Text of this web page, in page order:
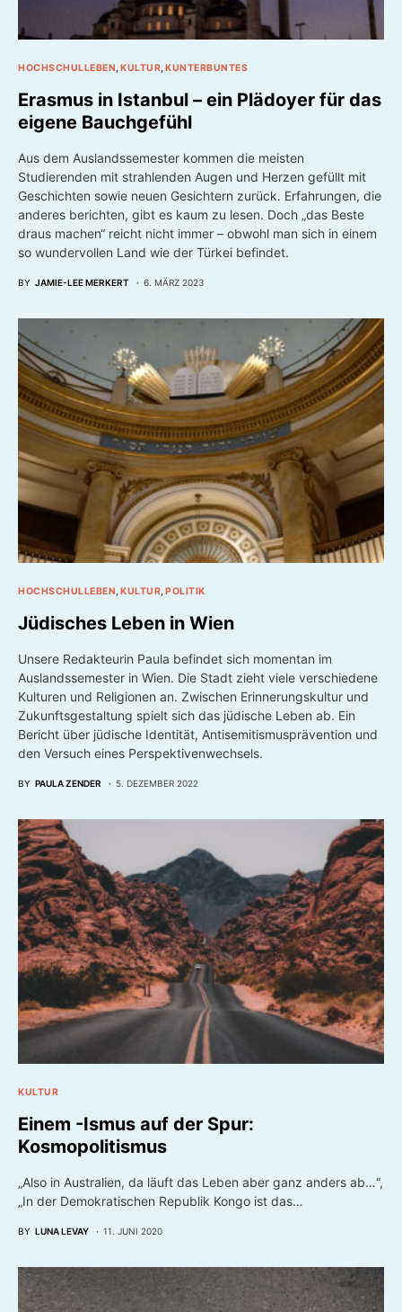
HOCHSCHULLEBEN KULTUR KUNTERBUNTES
Erasmus in Istanbul – ein Plädoyer für das
eigene Bauchgefühl
Aus dem Auslandssemester kommen die meisten
Studierenden mit strahlenden Augen und Herzen gefüllt mit
Geschichten sowie neuen Gesichtern zurück. Erfahrungen, die
anderes berichten, gibt es kaum zu lesen. Doch „das Beste
draus machen“ reicht nicht immer – obwohl man sich in einem
so wundervollen Land wie der Türkei befindet.
BY JAMIE-LEE MERKERT 6. MÄRZ 2023
HOCHSCHULLEBEN KULTUR POLITIK
Jüdisches Leben in Wien
Unsere Redakteurin Paula befindet sich momentan im
Auslandssemester in Wien. Die Stadt zieht viele verschiedene
Kulturen und Religionen an. Zwischen Erinnerungskultur und
Zukunftsgestaltung spielt sich das jüdische Leben ab. Ein
Bericht über jüdische Identität, Antisemitismusprävention und
den Versuch eines Perspektivenwechsels.
BY PAULA ZENDER 5. DEZEMBER 2022
KULTUR
Einem -Ismus auf der Spur:
Kosmopolitismus
„Also in Australien, da läuft das Leben aber ganz anders ab…“,
„In der Demokratischen Republik Kongo ist das…
BY LUNA LEVAY 11. JUNI 2020